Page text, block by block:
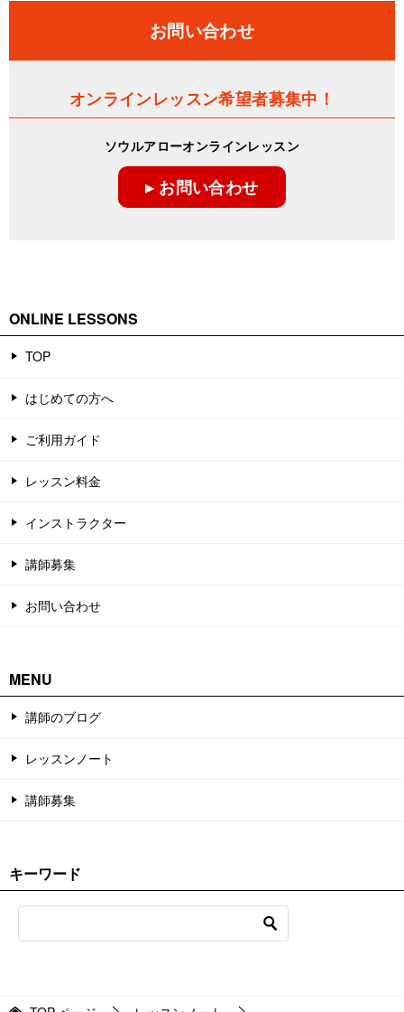
ビ
お問い合わせ
オンラインレッスン希望者募集中！
ソウルアローオンラインレッスン
▸ お問い合わせ
ONLINE LESSONS
TOP
はじめての方へ
ご利用ガイド
レッスン料金
インストラクター
講師募集
お問い合わせ
MENU
講師のブログ
レッスンノート
講師募集
キーワード